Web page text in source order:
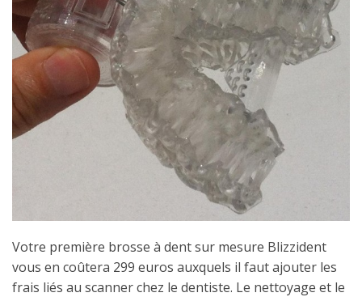
Votre première brosse à dent sur mesure Blizzident
vous en coûtera 299 euros auxquels il faut ajouter les
frais liés au scanner chez le dentiste. Le nettoyage et le